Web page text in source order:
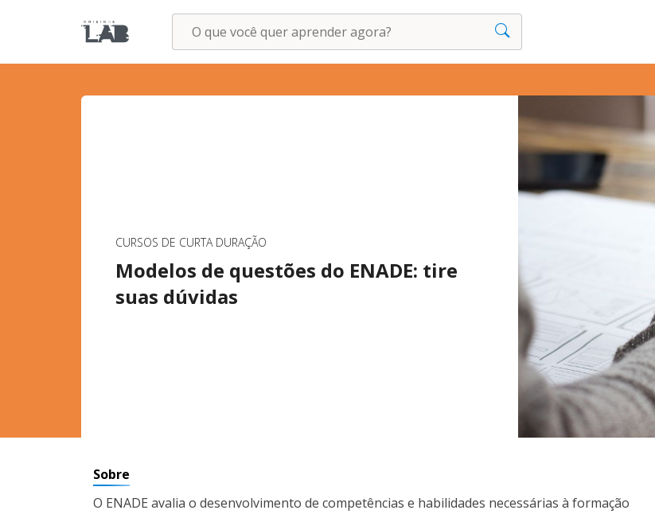
CURSOS DE CURTA DURAÇÃO
Modelos de questões do ENADE: tire
suas dúvidas
Sobre
O ENADE avalia o desenvolvimento de competências e habilidades necessárias à formação